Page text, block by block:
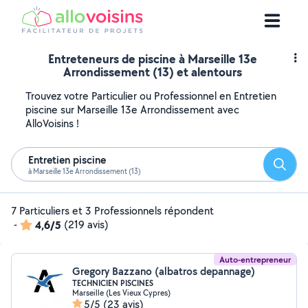
Entreteneurs de piscine à Marseille 13e
Arrondissement (13) et alentours
Trouvez votre Particulier ou Professionnel en Entretien
piscine sur Marseille 13e Arrondissement avec
AlloVoisins !
Entretien piscine
à Marseille 13e Arrondissement (13)
7 Particuliers et 3 Professionnels répondent
-
4,6/5 (219 avis)
Auto-entrepreneur
Gregory Bazzano (albatros depannage)
TECHNICIEN PISCINES
Marseille (Les Vieux Cypres)
5/5 (23 avis)